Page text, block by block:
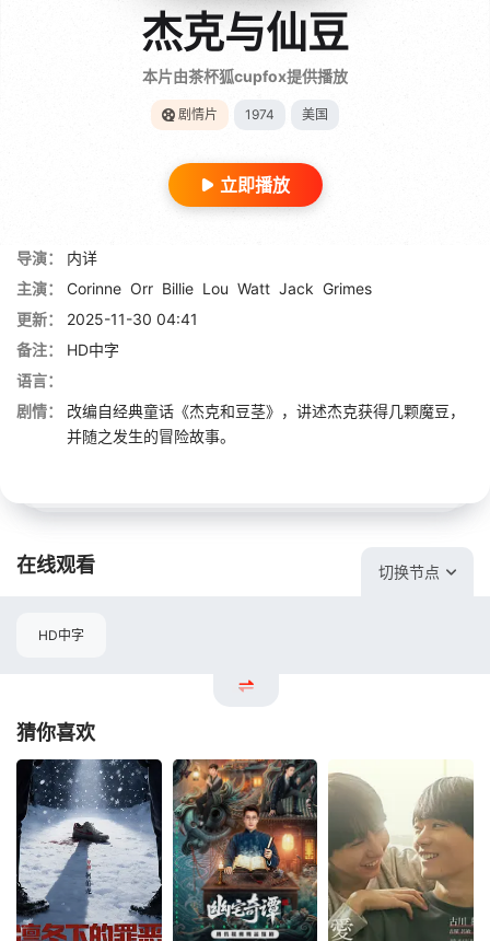
杰克与仙豆
本片由茶杯狐cupfox提供播放
剧情片 1974 美国
立即播放
导演：
内详
主演：
Corinne Orr Billie Lou Watt Jack Grimes
更新：
2025-11-30 04:41
备注：
HD中字
语言：
剧情：
改编自经典童话《杰克和豆茎》，讲述杰克获得几颗魔豆，
并随之发生的冒险故事。
在线观看 切换节点
HD中字
猜你喜欢